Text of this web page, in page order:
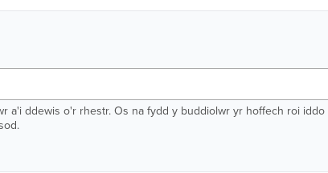
a'i ddewis o'r rhestr. Os na fydd y buddiolwr yr hoffech roi